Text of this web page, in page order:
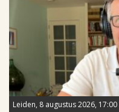
Leiden, 8 augustus 2026, 17:00